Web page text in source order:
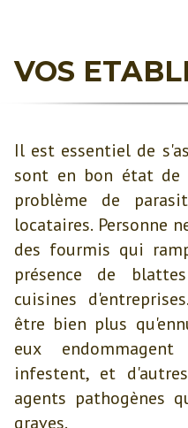
VOS
Il est essentiel de
sont en bon état de
problème de
locataires. Personne
des fourmis qui
présence de
cuisines
être bien plus
eux
infestent, et
agents pathogènes
graves.